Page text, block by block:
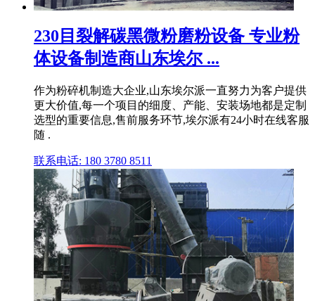
230目裂解碳黑微粉磨粉设备 专业粉
体设备制造商山东埃尔 ...
作为粉碎机制造大企业,山东埃尔派一直努力为客户提供
更大价值,每一个项目的细度、产能、安装场地都是定制
选型的重要信息,售前服务环节,埃尔派有24小时在线客服
随 .
联系电话: 180 3780 8511